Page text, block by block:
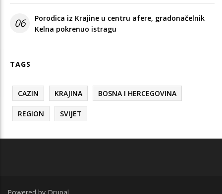
06
Porodica iz Krajine u centru afere, gradonačelnik
Kelna pokrenuo istragu
TAGS
CAZIN KRAJINA BOSNA I HERCEGOVINA
REGION SVIJET